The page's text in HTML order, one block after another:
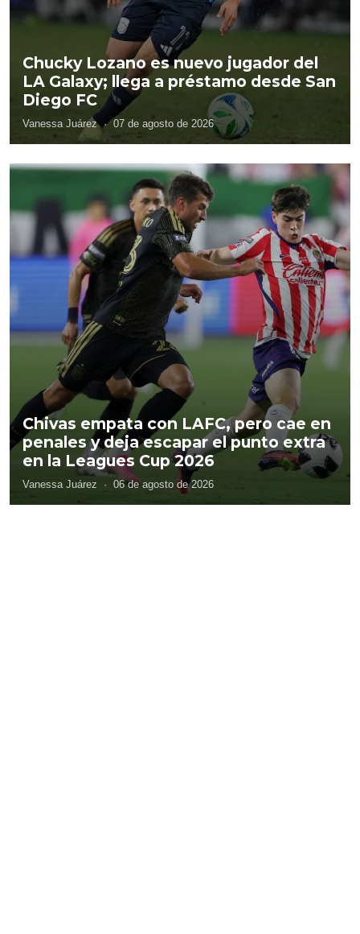
Chucky Lozano es nuevo jugador del
LA Galaxy; llega a préstamo desde San
Diego FC
Vanessa Juárez · 07 de agosto de 2026
Chivas empata con LAFC, pero cae en
penales y deja escapar el punto extra
en la Leagues Cup 2026
Vanessa Juárez · 06 de agosto de 2026